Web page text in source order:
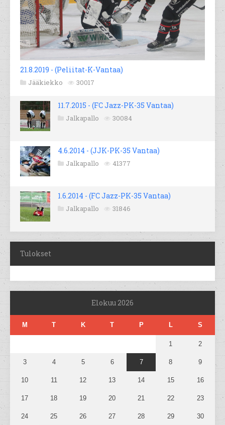
21.8.2019 - (Peliitat-K-Vantaa)
Jääkiekko 30017
11.7.2015 - (FC Jazz-PK-35 Vantaa)
Jalkapallo 30084
4.6.2014 - (JJK-PK-35 Vantaa)
Jalkapallo 41377
1.6.2014 - (FC Jazz-PK-35 Vantaa)
Jalkapallo 31846
Tulokset
Elokuu 2026
M T K T P L S
1 2
3 4 5 6 7 8 9
10 11 12 13 14 15 16
17 18 19 20 21 22 23
24 25 26 27 28 29 30